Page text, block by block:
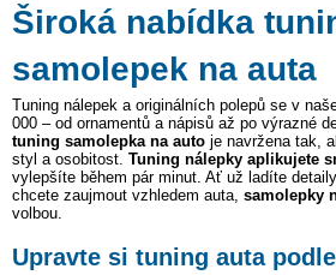
Široká nabídka
samolepek na auta
Tuning nálepek a originálních polepů se v
000 – od ornamentů a nápisů až po výrazné
tuning samolepka na auto je navržena tak,
styl a osobitost. Tuning nálepky aplikujete
vylepšíte během pár minut. Ať už ladíte
chcete zaujmout vzhledem auta, samolepky
volbou.
Upravte si tuning auta